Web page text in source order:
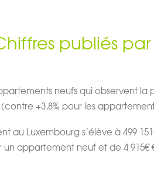
publiés
neufs qui observent
+3,8% pour les
Luxembourg s’élève à 499
appartement neuf et de 4